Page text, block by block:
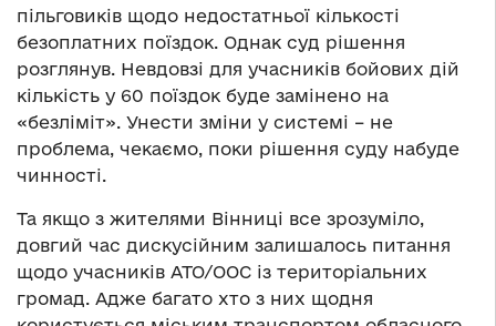
пільговиків щодо недостатньої кількості
безоплатних поїздок. Однак суд рішення
розглянув. Невдовзі для учасників бойових дій
кількість у 60 поїздок буде замінено на
«безліміт». Унести зміни у системі – не
проблема, чекаємо, поки рішення суду набуде
чинності.
Та якщо з жителями Вінниці все зрозуміло,
довгий час дискусійним залишалось питання
щодо учасників АТО/ООС із територіальних
громад. Адже багато хто з них щодня